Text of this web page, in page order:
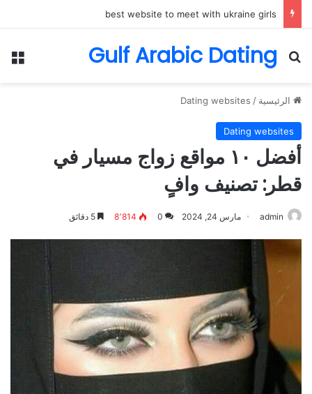
best website to meet with ukraine girls
Gulf Arabic Dating
بحث عن
الرئيسية /
Dating websites
Dating websites
أفضل ١٠ مواقع زواج مسيار في
قطر: تصنيف وافٍ
admin مارس 24, 2024 0 8٬814